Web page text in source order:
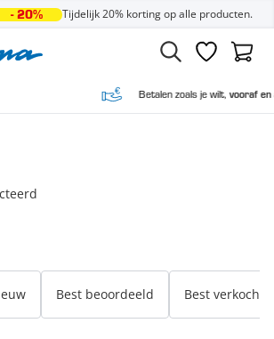
- 20% Tijdelijk 20% korting op alle producten.
Verlanglijst
Betalen zoals je wilt,vooraf en achteraf
Best beoordeeld Best verkocht